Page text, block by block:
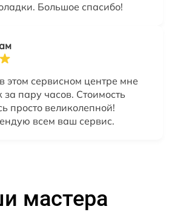
Большое спасибо!
этом сервисном центре мне
за пару часов. Стоимость
просто великолепной!
всем ваш сервис.
мастера